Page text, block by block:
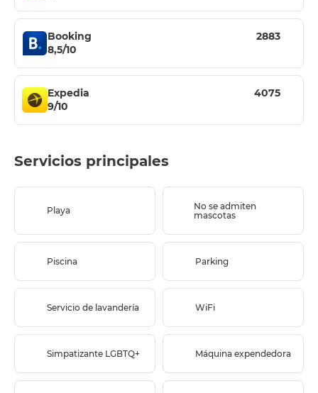
Booking
8,5/10
2883
Expedia
9/10
4075
Servicios principales
Playa
No se admiten
mascotas
Piscina Parking
Servicio de lavandería WiFi
Simpatizante LGBTQ+ Máquina expendedora